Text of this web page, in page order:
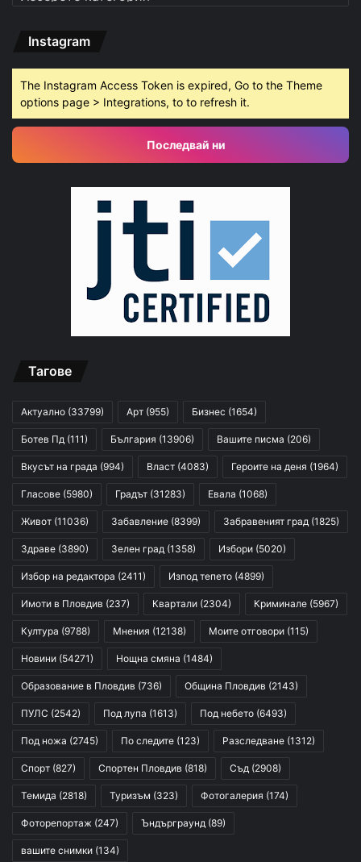
Instagram
The Instagram Access Token is expired, Go to the Theme
options page > Integrations, to to refresh it.
Последвай ни
Тагове
Актуално (33799) Арт (955) Бизнес (1654)
Ботев Пд (111) България (13906) Вашите писма (206)
Вкусът на града (994) Власт (4083) Героите на деня (1964)
Гласове (5980) Градът (31283) Евала (1068)
Живот (11036) Забавление (8399) Забравеният град (1825)
Здраве (3890) Зелен град (1358) Избори (5020)
Избор на редактора (2411) Изпод тепето (4899)
Имоти в Пловдив (237) Квартали (2304) Криминале (5967)
Култура (9788) Мнения (12138) Моите отговори (115)
Новини (54271) Нощна смяна (1484)
Образование в Пловдив (736) Община Пловдив (2143)
ПУЛС (2542) Под лупа (1613) Под небето (6493)
Под ножа (2745) По следите (123) Разследване (1312)
Спорт (827) Спортен Пловдив (818) Съд (2908)
Темида (2818) Туризъм (323) Фотогалерия (174)
Фоторепортаж (247) Ъндърграунд (89)
вашите снимки (134)